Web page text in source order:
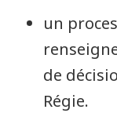
un
de
Régie.